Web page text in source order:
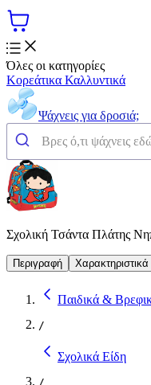
Όλες οι κατηγορίες
Κορεάτικα Καλλυντικά
Ψάχνεις για δροσιά;
Σχολική Τσάντα Πλάτης
Περιγραφή Χαρακτηριστικά
Παιδικά &
/
Σχολικά Είδη
/